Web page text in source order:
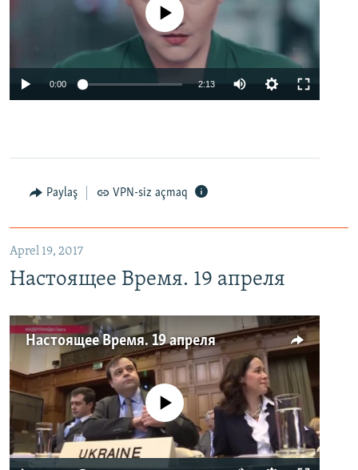
No media source currently available
0:00 2:13
Paylaş VPN-siz açmaq
Aprel 19, 2017
Настоящее Время. 19 апреля
Настоящее Время. 19 апреля
No media source currently available